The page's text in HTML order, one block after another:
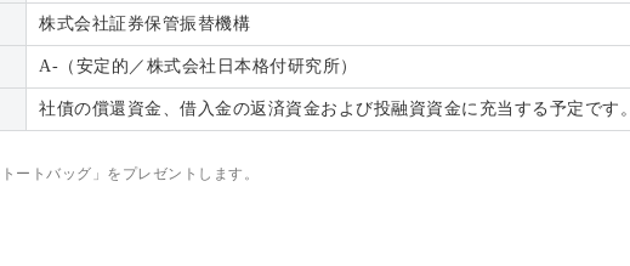
株式会社証券保管振替機構
A-（安定的／株式会社日本格付研究所）
社債の償還資金、借入金の返済資金および投融資資金に充当する予定です。
ートバッグ」をプレゼントします。